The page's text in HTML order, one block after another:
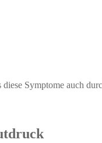
Symptome auch